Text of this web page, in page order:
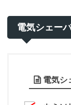
電気シェー
電気シ